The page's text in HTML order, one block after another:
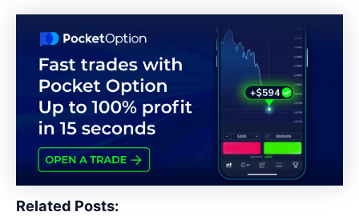
Related Posts: